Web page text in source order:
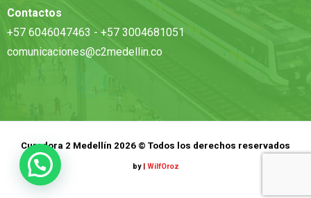
Contactos
+57 6046047463 - +57 3004681051
comunicaciones@c2medellin.co
Curadora 2 Medellín 2026 © Todos los derechos reservados
by| WilfOroz